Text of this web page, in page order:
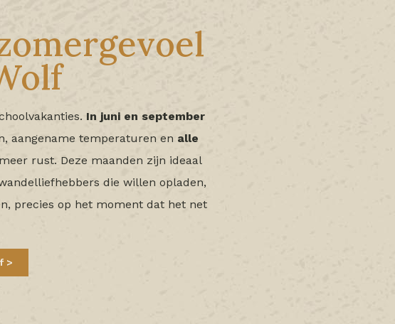
In juni en september
aangename temperaturen en alle
rust. Deze maanden zijn ideaal
die willen opladen,
precies op het moment dat het net